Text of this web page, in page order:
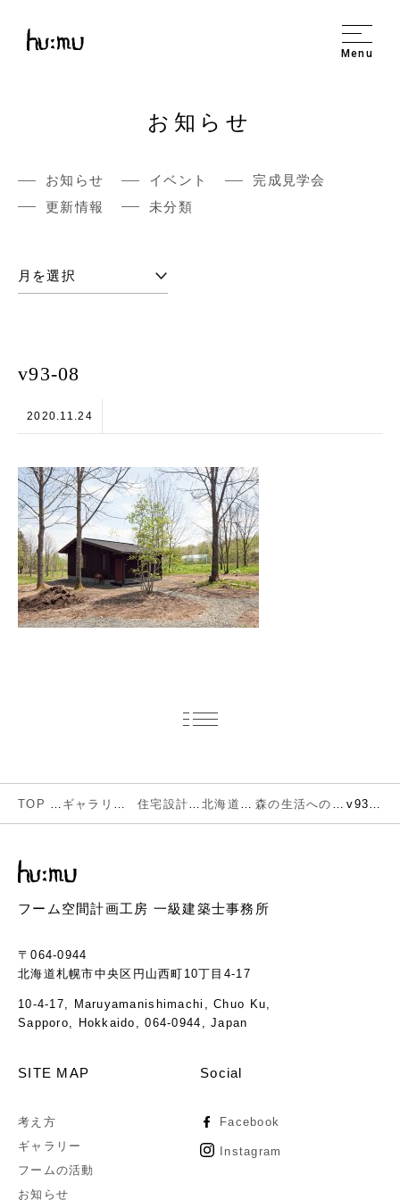
Menu
お知らせ
お知らせ イベント
完成見学会
更新情報
未分類
v93-08
2020.11.24
TOP
フーム空間計画工房 一級建築士事務所
〒064-0944
北海道札幌市中央区円山西町10丁目4-17
10-4-17, Maruyamanishimachi, Chuo Ku,
Sapporo, Hokkaido, 064-0944, Japan
SITE MAP
考え方
ギャラリー
フームの活動
お知らせ
Social
Facebook
Instagram